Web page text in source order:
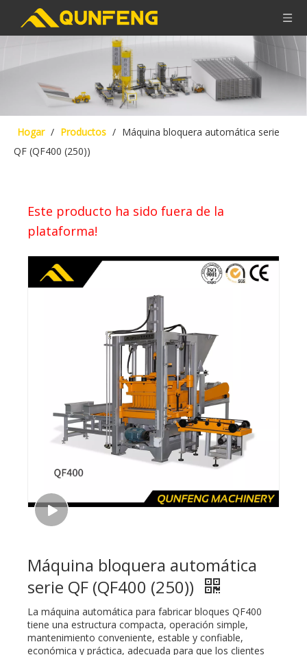
Hogar / Productos / Máquina bloquera automática serie
QF (QF400 (250))
Este producto ha sido fuera de la
plataforma!
Máquina bloquera automática
serie QF (QF400 (250))
La máquina automática para fabricar bloques QF400
tiene una estructura compacta, operación simple,
mantenimiento conveniente, estable y confiable,
económica y práctica, adecuada para que los clientes